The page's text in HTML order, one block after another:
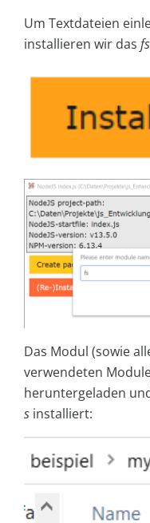
Um Textdateien
installieren wir das fs
Das Modul (sowie
verwendeten
heruntergeladen
s installiert: